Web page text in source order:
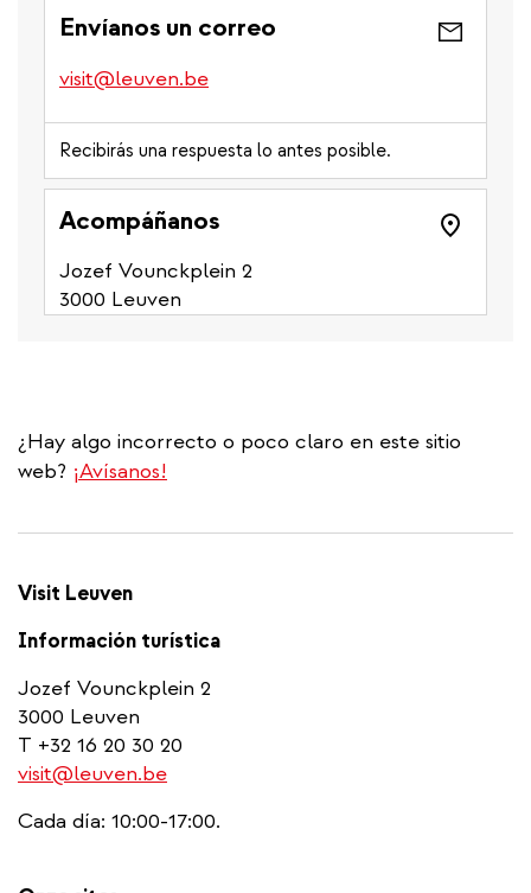
phone
number)
Envíanos un correo
visit@leuven.be
Recibirás una respuesta lo antes posible.
Acompáñanos
Jozef Vounckplein 2
3000 Leuven
¿Hay algo incorrecto o poco claro en este sitio
web? ¡Avísanos!
Visit Leuven
Información turística
Jozef Vounckplein 2
3000 Leuven
T +32 16 20 30 20
visit@leuven.be
Cada día: 10:00-17:00.